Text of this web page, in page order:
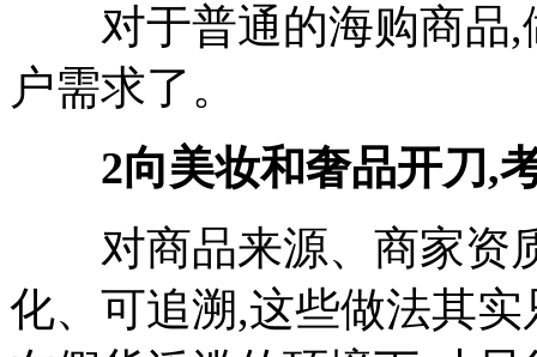
对于普通的海购商品,
户需求了。
2向美妆和奢品开刀,
对商品来源、商家资
化、可追溯,这些做法其